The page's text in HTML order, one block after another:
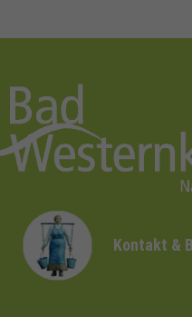
Kontakt &